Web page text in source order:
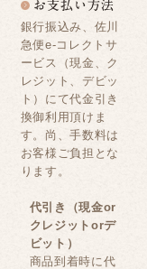
銀行振込み、佐川
急便e-コレクトサ
ービス（現金、ク
レジット、デビッ
ト）にて代金引き
換御利用頂けま
す。尚、手数料は
お客様ご負担とな
ります。
代引き（現金or
クレジットorデ
ビット）
商品到着時に代